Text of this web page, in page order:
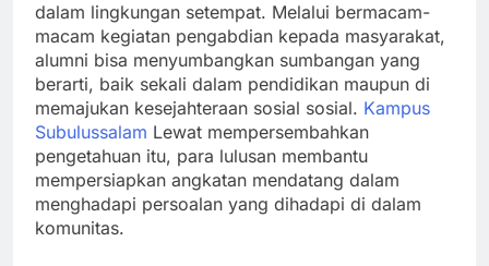
dalam lingkungan setempat. Melalui bermacam-
macam kegiatan pengabdian kepada masyarakat,
alumni bisa menyumbangkan sumbangan yang
berarti, baik sekali dalam pendidikan maupun di
memajukan kesejahteraan sosial sosial. Kampus
Subulussalam Lewat mempersembahkan
pengetahuan itu, para lulusan membantu
mempersiapkan angkatan mendatang dalam
menghadapi persoalan yang dihadapi di dalam
komunitas.